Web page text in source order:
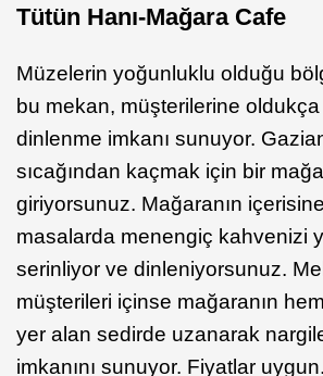
Tütün Hanı-Mağara Cafe
Müzelerin yoğunluklu olduğu
bu mekan, müşterilerine
dinlenme imkanı sunuyor.
sıcağından kaçmak için bir
giriyorsunuz. Mağaranın
masalarda menengiç kahvenizi
serinliyor ve dinleniyorsunuz.
müşterileri içinse mağaranın
yer alan sedirde uzanarak
imkanını sunuyor. Fiyatlar uygun.